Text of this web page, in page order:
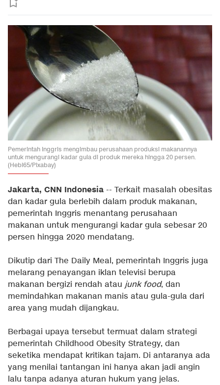
Pemerintah Inggris mengimbau perusahaan produksi makanannya
untuk mengurangi kadar gula di produk mereka hingga 20 persen.
(Hebi65/Pixabay)
Jakarta, CNN Indonesia -- Terkait masalah obesitas
dan kadar gula berlebih dalam produk makanan,
pemerintah Inggris menantang perusahaan
makanan untuk mengurangi kadar gula sebesar 20
persen hingga 2020 mendatang.
Dikutip dari The Daily Meal, pemerintah Inggris juga
melarang penayangan iklan televisi berupa
makanan bergizi rendah atau junk food, dan
memindahkan makanan manis atau gula-gula dari
area yang mudah dijangkau.
Berbagai upaya tersebut termuat dalam strategi
pemerintah Childhood Obesity Strategy, dan
seketika mendapat kritikan tajam. Di antaranya ada
yang menilai tantangan ini hanya akan jadi angin
lalu tanpa adanya aturan hukum yang jelas.